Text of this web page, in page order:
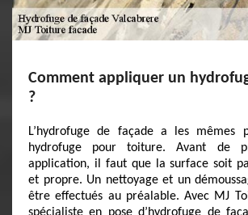
Comment appliquer un
?
L’hydrofuge de façade a les mêmes
hydrofuge pour toiture. Avant de
application, il faut que la surface soit
et propre. Un nettoyage et un
être effectués au préalable. Avec MJ